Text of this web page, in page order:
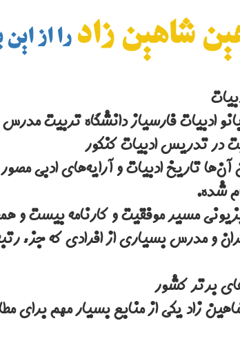
شاهین زاد را از
وادبیات فارسیاز دانشگاه تربیت مدرس
شده.
مسیر موفقیت و کارنامه بیست و
و مدرس بسیاری از افرادی که جزء
برتر کشور
زاد یکی از منابع بسیار مهم برای